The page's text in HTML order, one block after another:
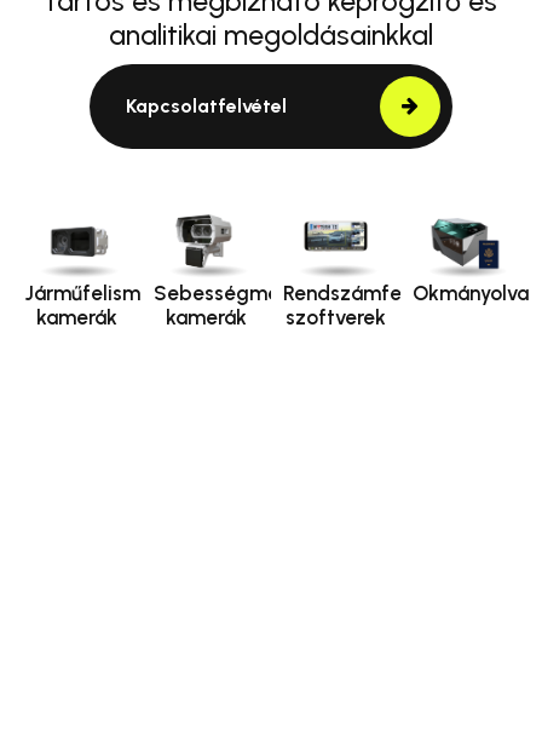
analitikai megoldásainkkal
Kapcsolatfelvétel
Járműfelismerő
kamerák
Sebességmérő
kamerák
Rendszámfelismerő
szoftverek